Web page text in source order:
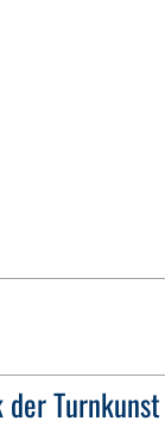
der Turnkunst